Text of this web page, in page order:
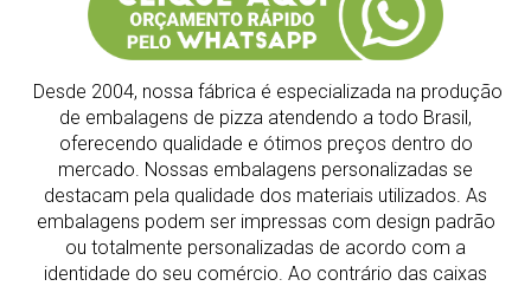
Desde 2004, nossa fábrica é especializada na produção
de embalagens de pizza atendendo a todo Brasil,
oferecendo qualidade e ótimos preços dentro do
mercado. Nossas embalagens personalizadas se
destacam pela qualidade dos materiais utilizados. As
embalagens podem ser impressas com design padrão
ou totalmente personalizadas de acordo com a
identidade do seu comércio. Ao contrário das caixas